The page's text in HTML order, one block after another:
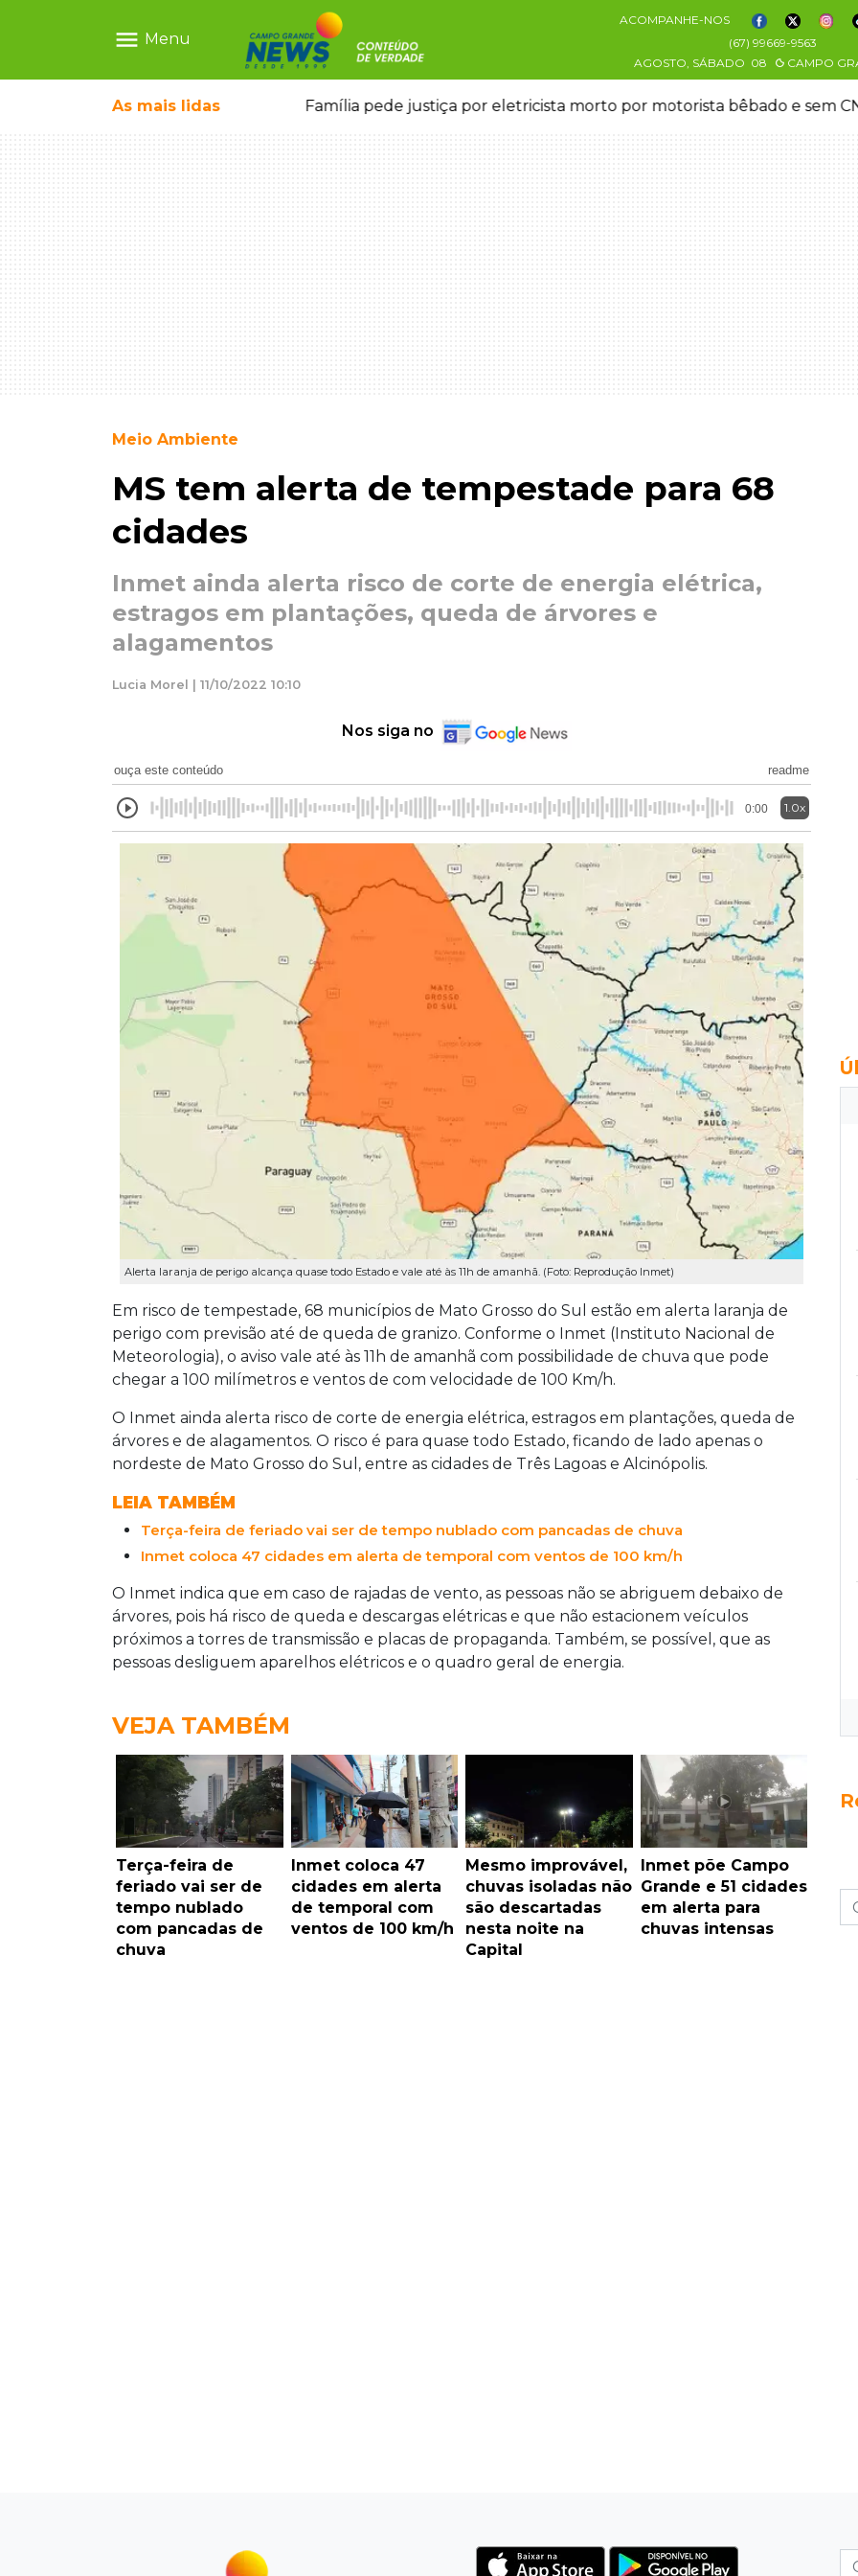
menu Menu
ACOMPANHE-NOS
(67) 99669-9563
AGOSTO, SÁBADO 08 CAMPO
As mais lidas
ligada a laboratório ilegal Família pede justiça por eletricista morto por motorista bêbado e sem
Meio Ambiente
MS tem alerta de tempestade para 68
cidades
Inmet ainda alerta risco de corte de energia elétrica,
estragos em plantações, queda de árvores e
alagamentos
Lucia Morel | 11/10/2022 10:10
Nos siga no
ouça este conteúdo readme
0:00 1.0x
Alerta laranja de perigo alcança quase todo Estado e vale até às 11h de amanhã. (Foto: Reprodução Inmet)
Em risco de tempestade, 68 municípios de Mato Grosso do Sul estão em alerta laranja de
perigo com previsão até de queda de granizo. Conforme o Inmet (Instituto Nacional de
Meteorologia), o aviso vale até às 11h de amanhã com possibilidade de chuva que pode
chegar a 100 milímetros e ventos de com velocidade de 100 Km/h.
O Inmet ainda alerta risco de corte de energia elétrica, estragos em plantações, queda de
árvores e de alagamentos. O risco é para quase todo Estado, ficando de lado apenas o
nordeste de Mato Grosso do Sul, entre as cidades de Três Lagoas e Alcinópolis.
LEIA TAMBÉM
Terça-feira de feriado vai ser de tempo nublado com pancadas de chuva
Inmet coloca 47 cidades em alerta de temporal com ventos de 100 km/h
O Inmet indica que em caso de rajadas de vento, as pessoas não se abriguem debaixo de
árvores, pois há risco de queda e descargas elétricas e que não estacionem veículos
próximos a torres de transmissão e placas de propaganda. Também, se possível, que as
pessoas desliguem aparelhos elétricos e o quadro geral de energia.
VEJA TAMBÉM
Terça-feira de
feriado vai ser de
tempo nublado
com pancadas de
chuva
Inmet coloca 47
cidades em alerta
de temporal com
ventos de 100 km/h
Mesmo improvável,
chuvas isoladas não
são descartadas
nesta noite na
Capital
Inmet põe Campo
Grande e 51 cidades
em alerta para
chuvas intensas